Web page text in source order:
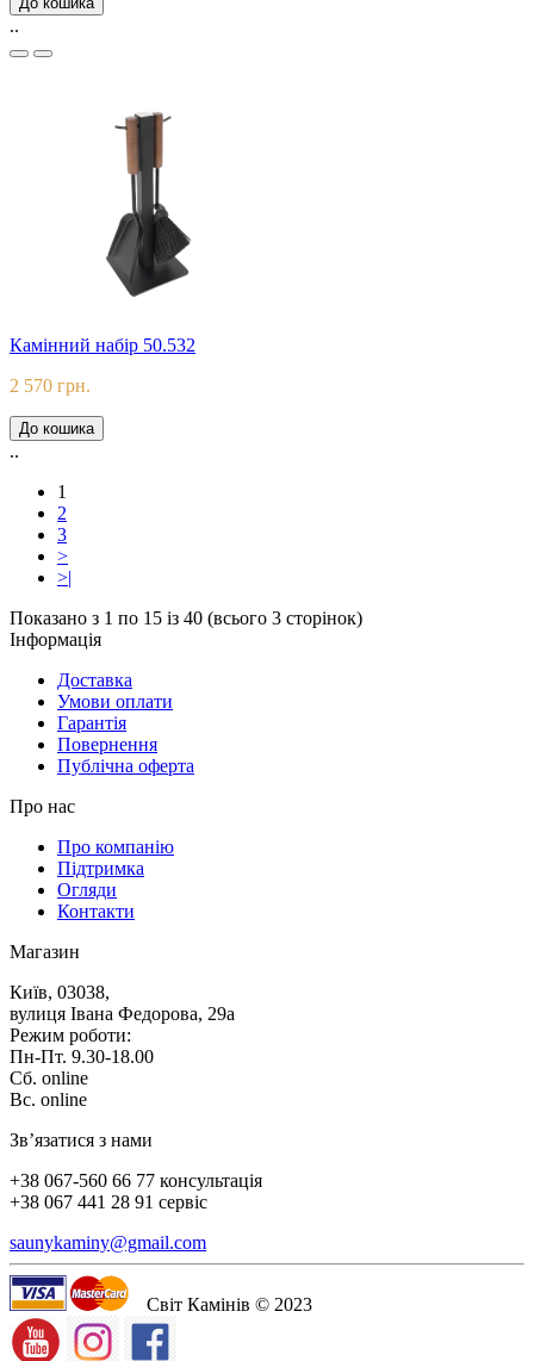
..
Камінний набір 50.532
2 570 грн.
До кошика
..
1
2
3
>
>|
Показано з 1 по 15 із 40 (всього 3 сторінок)
Iнформацiя
Доставка
Умови оплати
Гарантія
Повернення
Публічна оферта
Про нас
Про компанію
Підтримка
Огляди
Контакти
Магазин
Київ, 03038,
вулиця Івана Федорова, 29а
Режим роботи:
Пн-Пт. 9.30-18.00
Сб. online
Вс. online
Зв’язатися з нами
+38 067-560 66 77 консультація
+38 067 441 28 91 сервіс
saunykaminy@gmail.com
Світ Камінів © 2023